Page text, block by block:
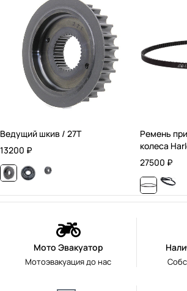
Ведущий шкив / 27T
13200 ₽
Ремень
колеса
24 мм.
27500 ₽
Мото Эвакуатор
Мотоэвакуация до нас